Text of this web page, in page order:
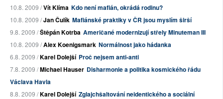
10.8. 2009 /Vít Klíma Kdo není mafián, okrádá rodinu?
10.8. 2009 /Jan Čulík Mafiánské praktiky v ČR jsou myslím širší
9.8. 2009 /Štěpán Kotrba Američané modernizují střely Minuteman III
10.8. 2009 /Alex Koenigsmark Normálnost jako hádanka
6.8. 2009 /Karel Dolejší Proč nejsem anti-anti
7.8. 2009 /Michael Hauser Disharmonie a politika kosmického řádu
Václava Havla
8.8. 2009 /Karel Dolejší Zglajchšaltování neidentického a sociální